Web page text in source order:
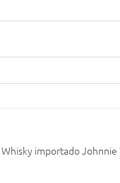
Whisky importado Johnnie